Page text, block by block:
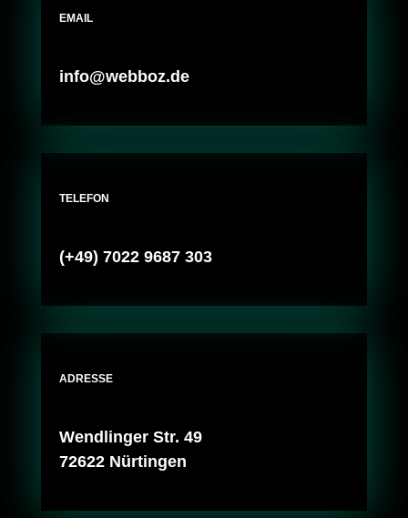
EMAIL
info@webboz.de
TELEFON
(+49) 7022 9687 303
ADRESSE
Wendlinger Str. 49
72622 Nürtingen